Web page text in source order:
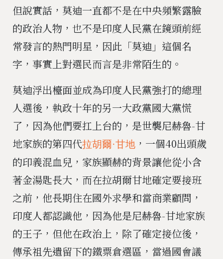
但說實話，莫迪一直都不是在中央頻繁露臉
的政治人物，也不是印度人民黨在鏡頭前經
常發言的熱門明星，因此「莫迪」這個名
字，事實上對選民而言是非常陌生的。
莫迪浮出檯面並成為印度人民黨強打的總理
人選後，執政十年的另一大政黨國大黨慌
了，因為他們要扛上台的，是世襲尼赫魯-甘
地家族的第四代拉胡爾·甘地 ，一個40出頭歲
的印義混血兒，家族顯赫的背景讓他從小含
著金湯匙長大，而在拉胡爾甘地確定要接班
之前，他長期住在國外求學和當商業顧問，
印度人都認識他，因為他是尼赫魯-甘地家族
的王子，但他在政治上，除了確定接位後，
傳承祖先遺留下的鐵票倉選區，當過國會議